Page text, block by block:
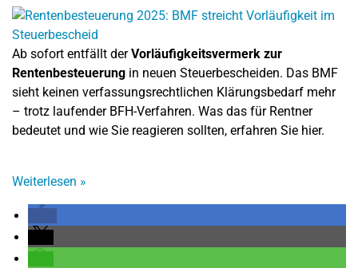
Ab sofort entfällt derVorläufigkeitsvermerk zur
Rentenbesteuerung in neuen Steuerbescheiden. Das BMF
sieht keinen verfassungsrechtlichen Klärungsbedarf mehr
– trotz laufender BFH-Verfahren. Was das für Rentner
bedeutet und wie Sie reagieren sollten, erfahren Sie hier.
Weiterlesen »